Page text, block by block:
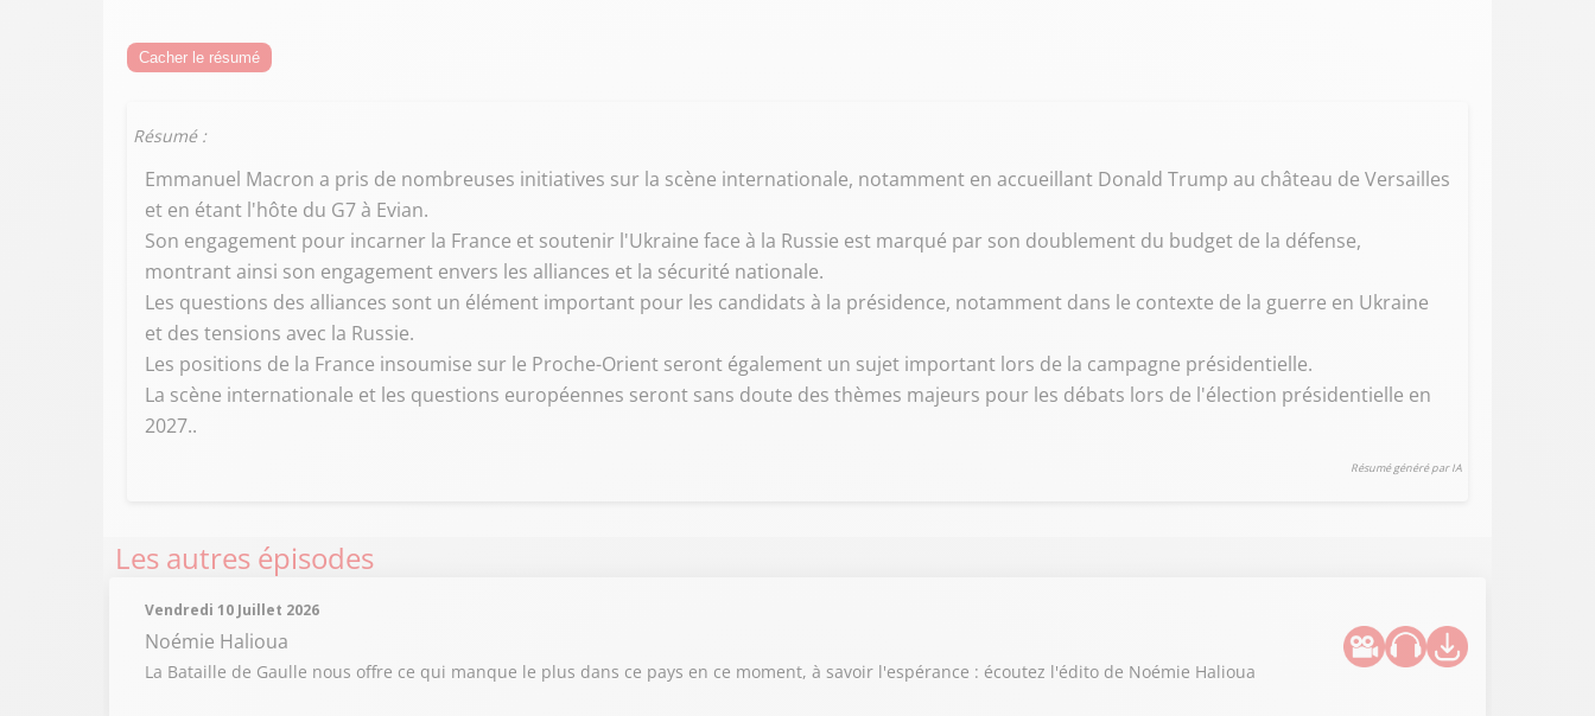
Cacher le résumé
Résumé :
Emmanuel Macron a pris de nombreuses initiatives sur la scène internationale, notamment en accueillant Donald Trump au château de Versailles
et en étant l'hôte du G7 à Evian.
Son engagement pour incarner la France et soutenir l'Ukraine face à la Russie est marqué par son doublement du budget de la défense,
montrant ainsi son engagement envers les alliances et la sécurité nationale.
Les questions des alliances sont un élément important pour les candidats à la présidence, notamment dans le contexte de la guerre en Ukraine
et des tensions avec la Russie.
Les positions de la France insoumise sur le Proche-Orient seront également un sujet important lors de la campagne présidentielle.
La scène internationale et les questions européennes seront sans doute des thèmes majeurs pour les débats lors de l'élection présidentielle en
2027..
Résumé généré par IA
Les autres épisodes
Vendredi 10 Juillet 2026
Noémie Halioua
La Bataille de Gaulle nous offre ce qui manque le plus dans ce pays en ce moment, à savoir l'espérance : écoutez l'édito de Noémie Halioua